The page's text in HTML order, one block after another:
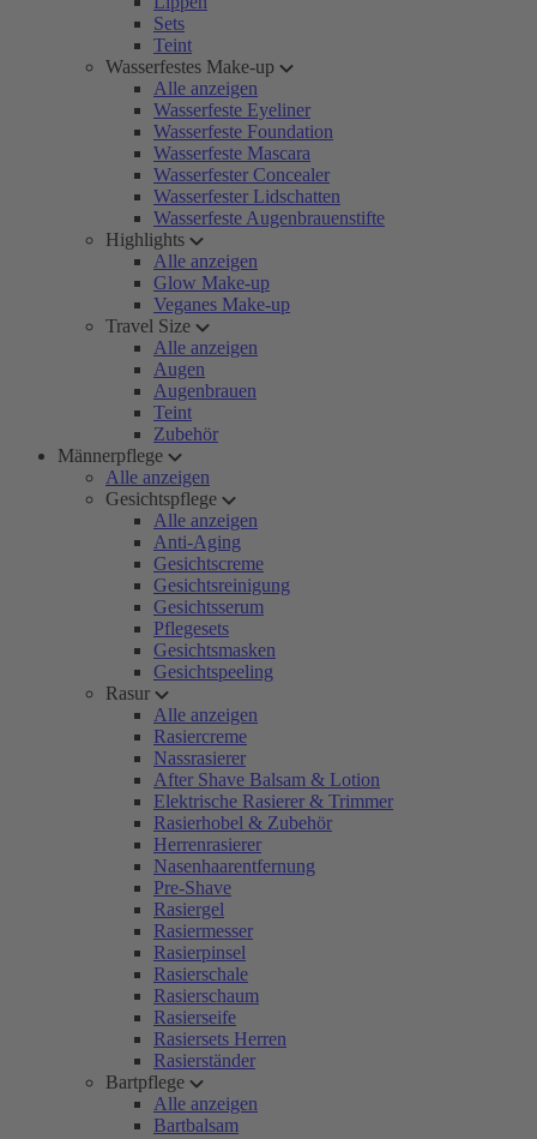
Sets
Teint
Wasserfestes Make-up
Alle anzeigen
Wasserfeste Eyeliner
Wasserfeste Foundation
Wasserfeste Mascara
Wasserfester Concealer
Wasserfester Lidschatten
Wasserfeste Augenbrauenstifte
Highlights
Alle anzeigen
Glow Make-up
Veganes Make-up
Travel Size
Alle anzeigen
Augen
Augenbrauen
Teint
Zubehör
Männerpflege
Alle anzeigen
Gesichtspflege
Alle anzeigen
Anti-Aging
Gesichtscreme
Gesichtsreinigung
Gesichtsserum
Pflegesets
Gesichtsmasken
Gesichtspeeling
Rasur
Alle anzeigen
Rasiercreme
Nassrasierer
After Shave Balsam & Lotion
Elektrische Rasierer & Trimmer
Rasierhobel & Zubehör
Herrenrasierer
Nasenhaarentfernung
Pre-Shave
Rasiergel
Rasiermesser
Rasierpinsel
Rasierschale
Rasierschaum
Rasierseife
Rasiersets Herren
Rasierständer
Bartpflege
Alle anzeigen
Bartbalsam